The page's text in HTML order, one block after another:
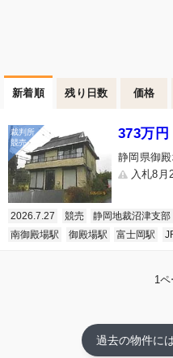
新着順 残り日数 価格
373万円
静岡県御
入札8月
2026.7.27 競売 静岡地裁沼津支部
南御殿場駅
御殿場駅 富士岡駅
1
過去の物件に